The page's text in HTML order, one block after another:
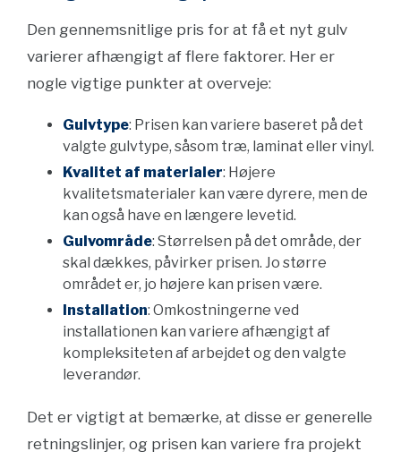
Den gennemsnitlige pris for at få et nyt gulv
varierer afhængigt af flere faktorer. Her er
nogle vigtige punkter at overveje:
Gulvtype: Prisen kan variere baseret på det
valgte gulvtype, såsom træ, laminat eller vinyl.
Kvalitet af materialer: Højere
kvalitetsmaterialer kan være dyrere, men de
kan også have en længere levetid.
Gulvområde: Størrelsen på det område, der
skal dækkes, påvirker prisen. Jo større
området er, jo højere kan prisen være.
Installation: Omkostningerne ved
installationen kan variere afhængigt af
kompleksiteten af arbejdet og den valgte
leverandør.
Det er vigtigt at bemærke, at disse er generelle
retningslinjer, og prisen kan variere fra projekt